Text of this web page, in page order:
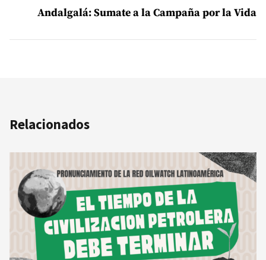
Andalgalá: Sumate a la Campaña por la Vida
Relacionados